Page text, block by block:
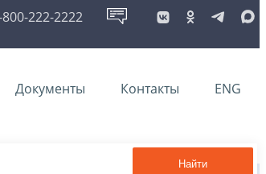
800-222-2222
Документы Контакты ENG
Найти